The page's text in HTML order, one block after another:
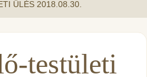
ÜLÉS 2018.08.30.
testületi